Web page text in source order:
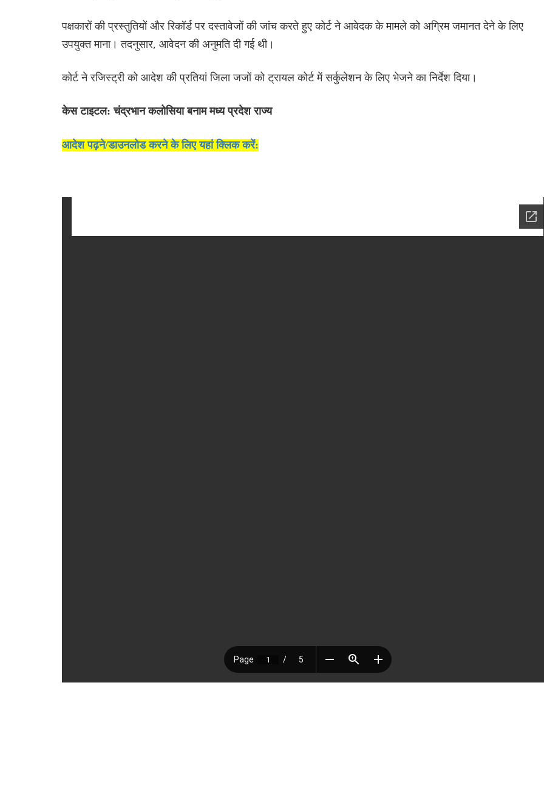
पक्षकारों की प्रस्तुतियों और रिकॉर्ड पर दस्तावेजों की जांच करते हुए कोर्ट ने आवेदक के मामले को अग्रिम जमानत देने के लिए
उपयुक्त माना। तदनुसार, आवेदन की अनुमति दी गई थी।
कोर्ट ने रजिस्ट्री को आदेश की प्रतियां जिला जजों को ट्रायल कोर्ट में सर्कुलेशन के लिए भेजने का निर्देश दिया।
केस टाइटल: चंद्रभान कलोसिया बनाम मध्य प्रदेश राज्य
आदेश पढ़ने/डाउनलोड करने के लिए यहां क्लिक करें: